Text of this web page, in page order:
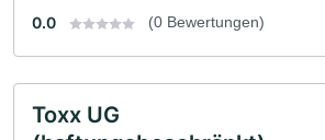
0.0 (0 Bewertungen)
Toxx UG